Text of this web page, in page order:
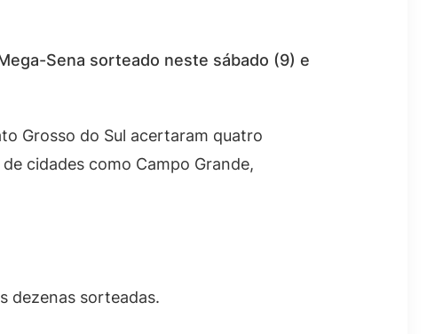
Sena sorteado neste sábado (9) e
Grosso do Sul acertaram quatro
cidades como Campo Grande,
dezenas sorteadas.